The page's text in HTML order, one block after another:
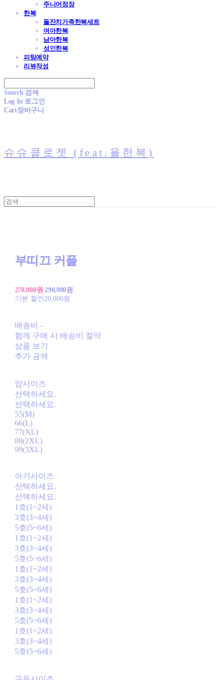
주니어정장
한복
돌잔치가족한복세트
여아한복
남아한복
성인한복
피팅예약
리뷰작성
Search 검색
Log In 로그인
Cart장바구니
슈슈클로젯 (feat.율한복)
부띠끄 커플
270,000원 290,000원
기본 할인 20,000원
배송비 -
함께 구매 시 배송비 절약
상품 보기
추가 금액
맘사이즈
선택하세요.
선택하세요.
55(M)
66(L)
77(XL)
88(2XL)
99(3XL)
아기사이즈
선택하세요.
선택하세요.
1호(1~2세)
3호(3~4세)
5호(5~6세)
1호(1~2세)
3호(3~4세)
5호(5~6세)
1호(1~2세)
3호(3~4세)
5호(5~6세)
1호(1~2세)
3호(3~4세)
5호(5~6세)
1호(1~2세)
3호(3~4세)
5호(5~6세)